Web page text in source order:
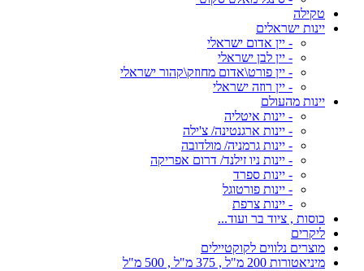
טקילה
יינות ישראלים
- יין אדום ישראלי
- יין לבן ישראלי
- יין פורט\אדום מחוזק\קהור ישראלי
- יין רוזה ישראלי
יינות מהעולם
- יינות איטליה
- יינות ארגנטינה/ צ'ילה
- יינות גרמניה/ מולדובה
- יינות ניו זילנד/ דרום אפריקה
- יינות ספרד
- יינות פורטוגל
- יינות צרפת
כוסות , ציוד בר ועוד...
ליקרים
מוצרים נלווים לקוקטיילים
מיניאטורות 200 מ"ל , 375 מ"ל , 500 מ"ל